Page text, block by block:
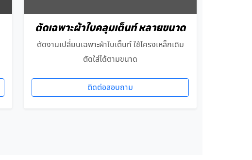
ตัดเฉพาะผ้าใบคลุมเต็นท์ หลายขนาด
ตัดงานเปลี่ยนเฉพาะผ้าใบเต็นท์ ใช้โครงเหล็กเดิม
ตัดใส่ได้ตามขนาด
ติดต่อสอบถาม